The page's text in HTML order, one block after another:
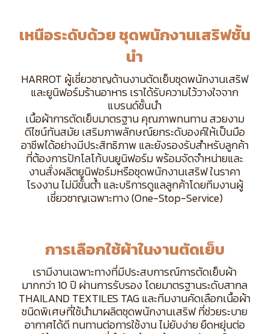
เหนือระดับด้วย ชุดพนักงานเสริฟชั้น
นำ
HARROT ผู้เชี่ยวชาญด้านงานตัดเย็บชุดพนักงานเสริฟ
และยูนิฟอร์มร้านอาหาร เราได้รับความไว้วางใจจาก
แบรนด์ชั้นนำ
เนื้อผ้าการตัดเย็บมาตรฐาน คุณภาพทนทาน สวยงาม
ดีไซน์ทันสมัย เสริมภาพลักษณ์ยกระดับองค์ให้เป็นมือ
อาชีพได้อย่างมีประสิทธิภาพ และยังรองรับสำหรับลูกค้า
ที่ต้องการปักโลโก้บนยูนิฟอร์ม พร้อมจัดจำหน่ายและ
งานสั่งผลิตยูนิฟอร์มหรือชุดพนักงานเสริฟ ในราคา
โรงงาน ไม่มีขั้นต้ำ และบริการดูแลลูกค้าโดยทีมงานผู้
เชี่ยวชาญเฉพาะทาง (One-Stop-Service)
การเลือกใช้ผ้าในงานตัดเย็บ
เรามีงานเฉพาะทางที่มีประสบการณ์การตัดเย็บผ้า
มากกว่า 10 ปี ผ่านการรับรอง โดยมาตรฐานระดับสากล
THAILAND TEXTILES TAG และทีมงานคัดเลือกเนื้อผ้า
ชนิดพิเศษที่ใช้นำมาผลิตชุดพนักงานเสริฟ ที่ช่วยระบาย
อากาศได้ดี ทนทานต่อการใช้งาน ไม่ยับง่าย ยืดหยุ่นต่อ